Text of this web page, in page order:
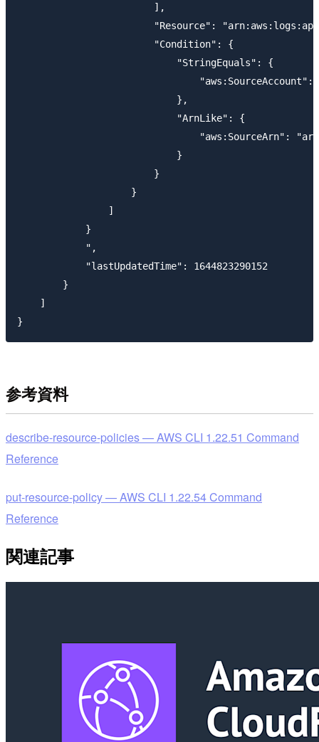
                        ],
"Resource":
                        "Condition": {
                            "StringEquals": {
"aws:SourceAccount":
                            },
                            "ArnLike": {
"aws:SourceArn":
                            }
                        }
                    }
                ]
            }
            ",
            "lastUpdatedTime": 1644823290152
        }
    ]
参考資料
describe-resource-policies — AWS CLI 1.22.51 Command
Reference
put-resource-policy — AWS CLI 1.22.54 Command
Reference
関連記事